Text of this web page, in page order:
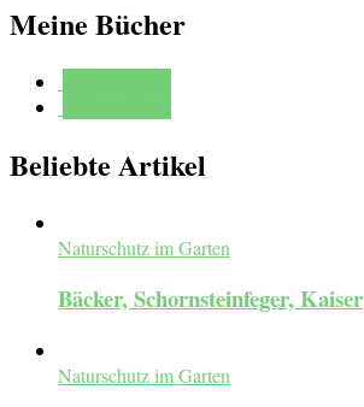
Meine Bücher
Beliebte Artikel
Naturschutz im Garten
Bäcker, Schornsteinfeger, Kaiser
Naturschutz im Garten